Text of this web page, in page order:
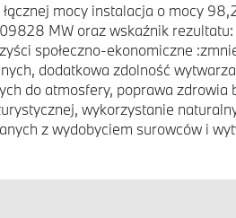
mocy instalacja o mocy
MW oraz wskaźnik
społeczno-ekonomiczne
dodatkowa zdolność
do atmosfery, poprawa
wykorzystanie
z wydobyciem surowców i